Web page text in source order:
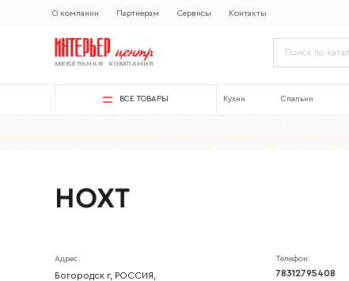
О компании Партнерам Сервисы Контакты
ВСЕ ТОВАРЫ Кухни Спальни
НОХТ
Адрес:
Богородск г, РОССИЯ,
Телефон:
78312795408